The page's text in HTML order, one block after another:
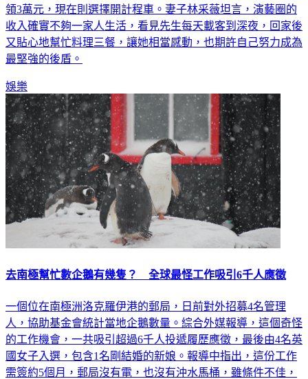
領3萬元，現在則選擇開計程車。妻子林采薇坦言，演藝圈的
收入確實不夠一家人生活，看見先生每天載客到深夜，回家後
又貼心地幫忙料理三餐，讓她相當感動，也期許自己努力成為
最堅強的後盾。
娛樂
去南極幫忙數企鵝有幾隻？ 全球最怪工作吸引6千人應徵
一個位在南極洲洛克羅伊港的郵局，日前對外招募4名管理
人，協助基金會統計當地企鵝數量。綜合外媒報導，這個奇怪
的工作機會，一共吸引超過6千人投遞履歷應徵，最後由4名英
國女子入選，包含1名剛結婚的新娘。報導中指出，這份工作
需簽約5個月，郵局沒有電，也沒有沖水馬桶，雖條件不佳，